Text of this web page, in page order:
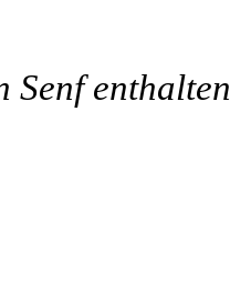
Senf